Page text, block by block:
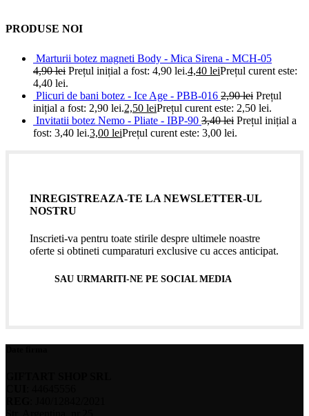
PRODUSE NOI
Marturii botez magneti Body - Mica Sirena - MCH-05
4,90lei Prețul inițial a fost: 4,90 lei.4,40 leiPrețul curent este:
4,40 lei.
Plicuri de bani botez - Ice Age - PBB-016 2,90lei Prețul
inițial a fost: 2,90 lei.2,50 leiPrețul curent este: 2,50 lei.
Invitatii botez Nemo - Pliate - IBP-90 3,40lei Prețul inițial a
fost: 3,40 lei.3,00 leiPrețul curent este: 3,00 lei.
INREGISTREAZA-TE LA NEWSLETTER-UL
NOSTRU
Inscrieti-va pentru toate stirile despre ultimele noastre
oferte si obtineti cumparaturi exclusive cu acces anticipat.
SAU URMARITI-NE PE SOCIAL MEDIA